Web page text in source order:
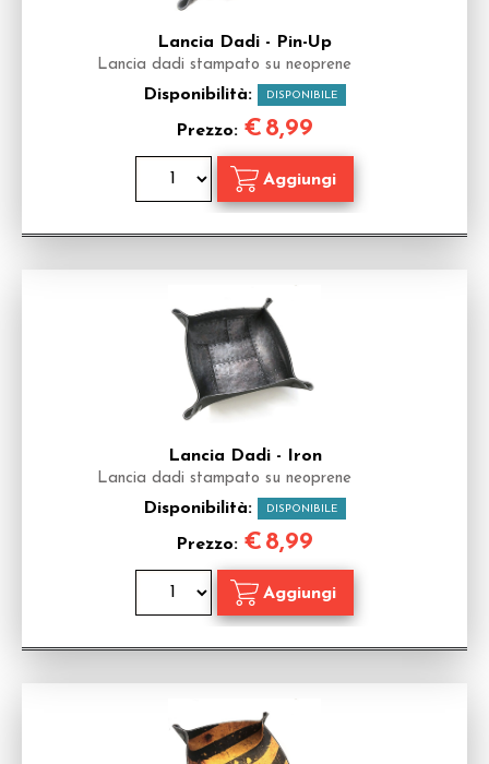
Lancia Dadi - Pin-Up
Lancia dadi stampato su neoprene
Disponibilità: DISPONIBILE
Prezzo: € 8,99
Lancia Dadi - Iron
Lancia dadi stampato su neoprene
Disponibilità: DISPONIBILE
Prezzo: € 8,99